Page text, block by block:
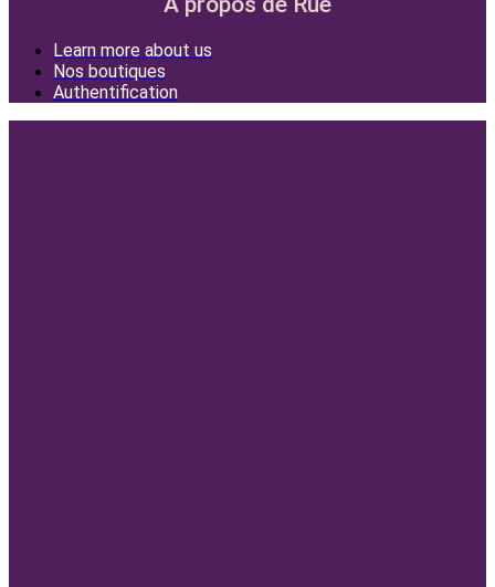
Learn more about us
Nos boutiques
Authentification